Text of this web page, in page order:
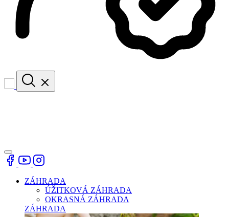
ZÁHRADA
ÚŽITKOVÁ ZÁHRADA
OKRASNÁ ZÁHRADA
ZÁHRADA